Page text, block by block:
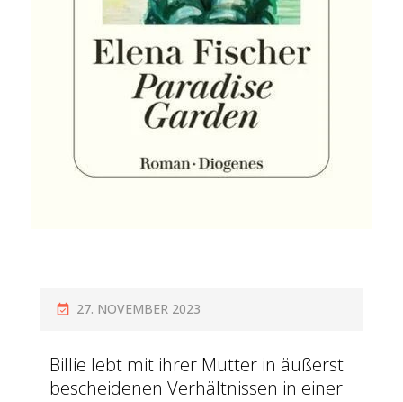
27. NOVEMBER 2023
Billie lebt mit ihrer Mutter in äußerst
bescheidenen Verhältnissen in einer